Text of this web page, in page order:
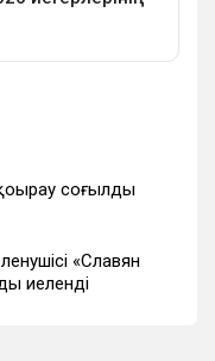
соғылды
«Славян
иеленді